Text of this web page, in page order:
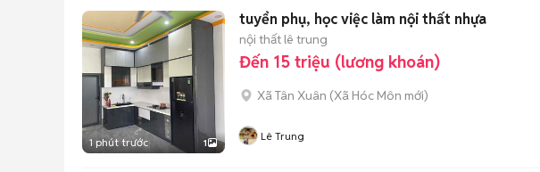
1 phút trước 1
tuyển phụ, học việc làm nội thất nhựa
nội thất lê trung
Đến 15 triệu (lương khoán)
Xã Tân Xuân (Xã Hóc Môn mới)
Lê Trung